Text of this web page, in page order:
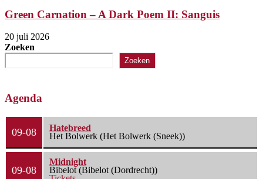
Green Carnation – A Dark Poem II: Sanguis
20 juli 2026
Zoeken
Zoeken
Agenda
09-08
Hatebreed
Het Bolwerk (Het Bolwerk (Sneek))
09-08
Midnight
Bibelot (Bibelot (Dordrecht))